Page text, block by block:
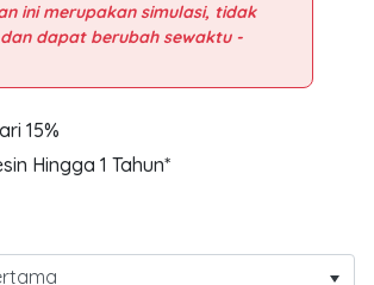
ini merupakan simulasi, tidak
dapat berubah sewaktu -
15%
Hingga 1 Tahun*